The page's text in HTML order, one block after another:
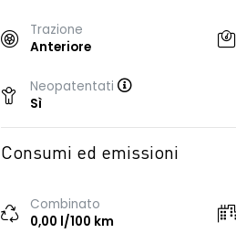
Trazione
Anteriore
Neopatentati
Sì
Consumi ed emissioni
Combinato
0,00 l/100 km